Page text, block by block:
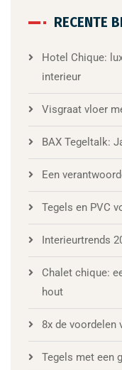
RECENTE
Hotel Chique:
interieur
Visgraat vloer
BAX Tegeltalk:
Een
Tegels en PVC
Interieurtrends
Chalet chique:
hout
8x de voordelen
Tegels met een